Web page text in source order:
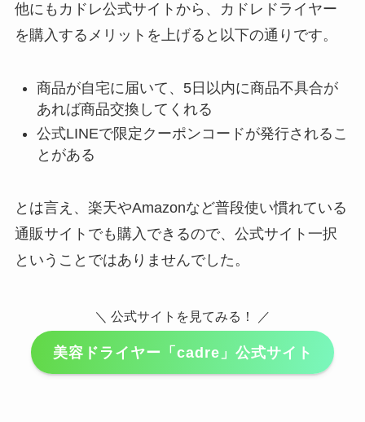
他にもカドレ公式サイトから、カドレドライヤー
を購入するメリットを上げると以下の通りです。
商品が自宅に届いて、5日以内に商品不具合が
あれば商品交換してくれる
公式LINEで限定クーポンコードが発行されるこ
とがある
とは言え、楽天やAmazonなど普段使い慣れている
通販サイトでも購入できるので、公式サイト一択
ということではありませんでした。
＼ 公式サイトを見てみる！ ／
美容ドライヤー「cadre」公式サイト